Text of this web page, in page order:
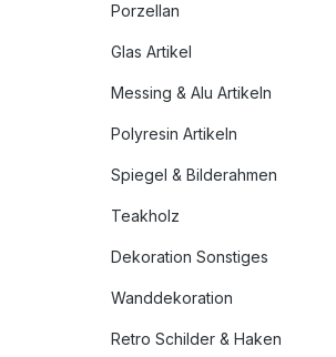
Porzellan
Glas Artikel
Messing & Alu Artikeln
Polyresin Artikeln
Spiegel & Bilderahmen
Teakholz
Dekoration Sonstiges
Wanddekoration
Retro Schilder & Haken